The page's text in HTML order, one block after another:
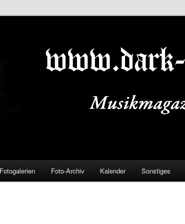
Fotogalerien Foto-Archiv Kalender Sonstiges